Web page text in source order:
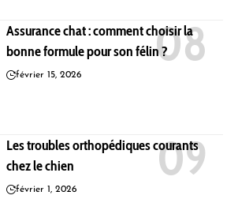
Assurance chat : comment choisir la
bonne formule pour son félin ?
février 15, 2026
Les troubles orthopédiques courants
chez le chien
février 1, 2026